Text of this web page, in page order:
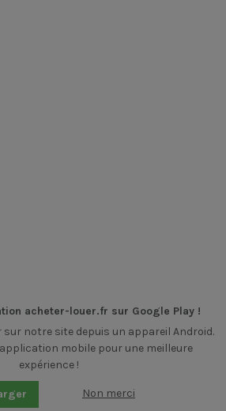
acheter-louer.fr sur Google Play !
sur notre site depuis un appareil Android.
mobile pour une meilleure
expérience !
Non merci